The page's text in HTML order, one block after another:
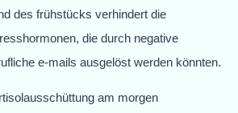
des frühstücks verhindert die
die durch negative
e-mails ausgelöst werden könnten.
am morgen